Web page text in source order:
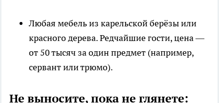
Любая мебель из карельской берёзы или
красного дерева. Редчайшие гости, цена —
от 50 тысяч за один предмет (например,
сервант или трюмо).
Не выносите, пока не глянете: